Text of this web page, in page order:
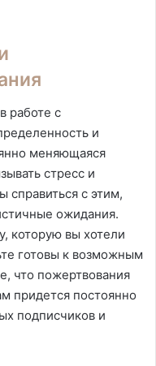
работе с
и
меняющаяся
стресс и
справиться с этим,
ожидания.
которую вы хотели
готовы к возможным
что пожертвования
придется постоянно
подписчиков и